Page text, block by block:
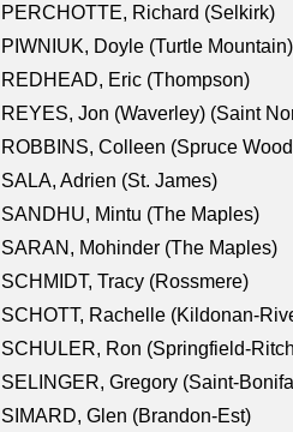
PERCHOTTE, Richard (Selkirk)
PIWNIUK, Doyle (Turtle
REDHEAD, Eric (Thompson)
REYES, Jon (Waverley) (Saint
ROBBINS, Colleen (Spruce
SALA, Adrien (St. James)
SANDHU, Mintu (The Maples)
SARAN, Mohinder (The Maples)
SCHMIDT, Tracy (Rossmere)
SCHOTT, Rachelle (Kildonan-
SCHULER, Ron (Springfield-
SELINGER, Gregory (Saint-
SIMARD, Glen (Brandon-Est)